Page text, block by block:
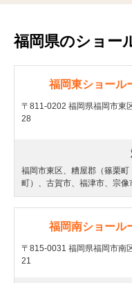
福岡県のショー
福岡東ショール
〒811-0202 福岡県福岡市東
28
福岡市東区、糟屋郡（篠栗
町）、古賀市、福津市、宗像
福岡南ショール
〒815-0031 福岡県福岡市南
21